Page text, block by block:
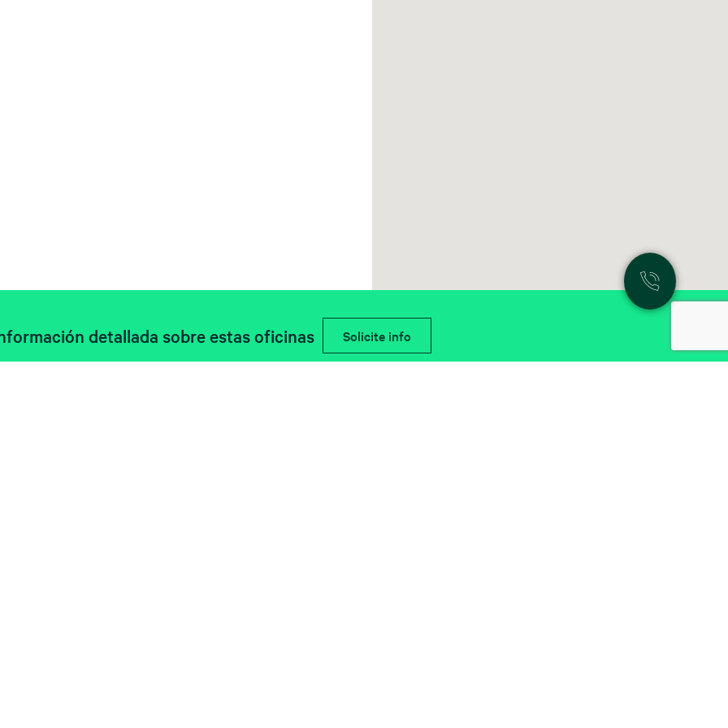
detallada sobre estas oficinas Solicite info